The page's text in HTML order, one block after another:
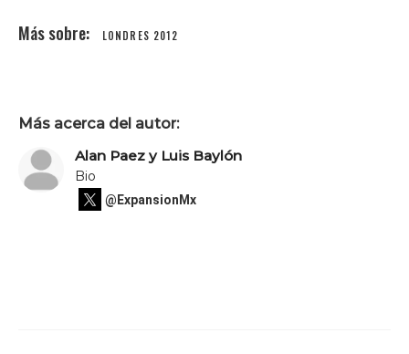
LONDRES 2012
Más acerca del autor:
Alan Paez y Luis Baylón
Bio
@ExpansionMx